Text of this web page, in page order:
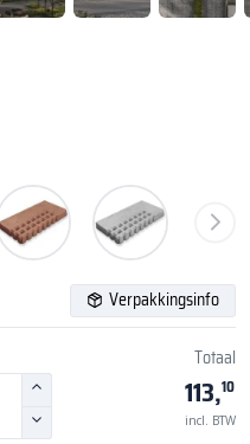
Verpakkingsinfo
Totaal
113,10
incl. BTW